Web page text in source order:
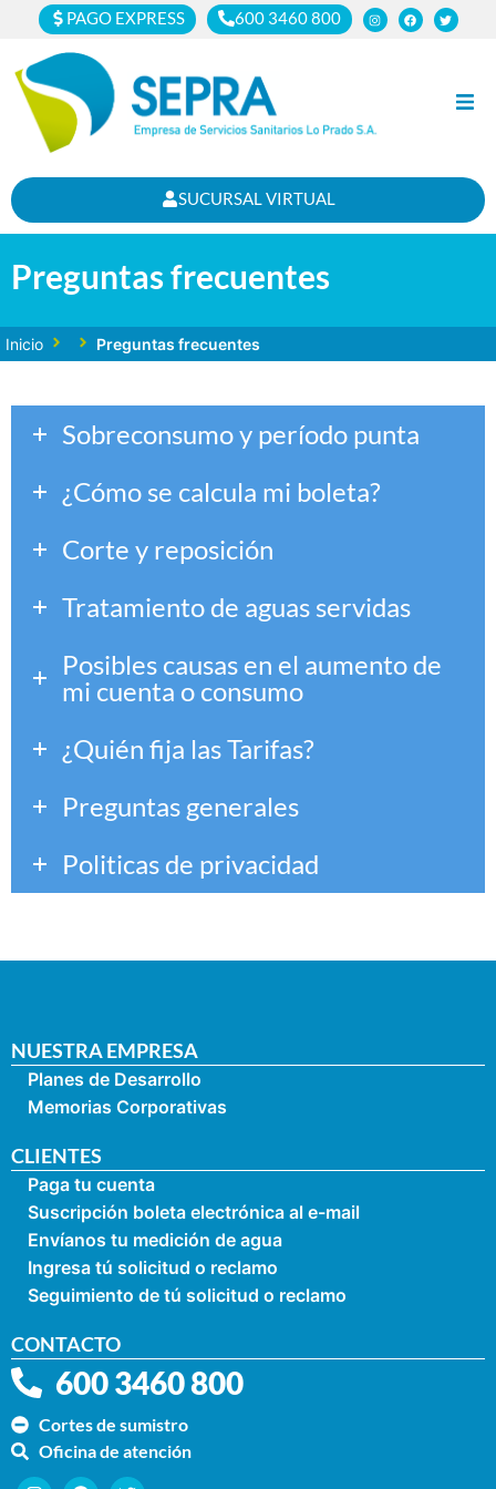
PAGO EXPRESS 600 3460 800
Clientes
Cortes
Noticias
SUCURSAL VIRTUAL
Preguntas frecuentes
Inicio Preguntas frecuentes
Sobreconsumo y período punta
¿Cómo se calcula mi boleta?
Corte y reposición
Tratamiento de aguas servidas
Posibles causas en el aumento de
mi cuenta o consumo
¿Quién fija las Tarifas?
Preguntas generales
Politicas de privacidad
NUESTRA EMPRESA
Planes de Desarrollo
Memorias Corporativas
CLIENTES
Paga tu cuenta
Suscripción boleta electrónica al e-mail
Envíanos tu medición de agua
Ingresa tú solicitud o reclamo
Seguimiento de tú solicitud o reclamo
CONTACTO
600 3460 800
Cortes de sumistro
Oficina de atención